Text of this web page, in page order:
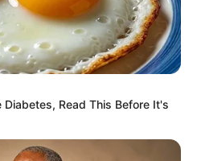
Read This Before It's